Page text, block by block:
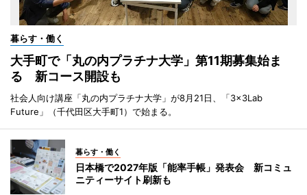
暮らす・働く
大手町で「丸の内プラチナ大学」第11期募集始ま
る 新コース開設も
社会人向け講座「丸の内プラチナ大学」が8月21日、「3×3Lab
Future」（千代田区大手町1）で始まる。
暮らす・働く
日本橋で2027年版「能率手帳」発表会 新コミュ
ニティーサイト刷新も